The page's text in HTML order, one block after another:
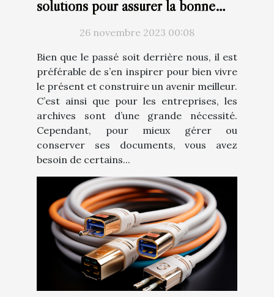
solutions pour assurer la bonne
gestion des archives ?
26 novembre 2023 00:08
Bien que le passé soit derrière nous, il est
préférable de s’en inspirer pour bien vivre
le présent et construire un avenir meilleur.
C’est ainsi que pour les entreprises, les
archives sont d’une grande nécessité.
Cependant, pour mieux gérer ou
conserver ses documents, vous avez
besoin de certains...